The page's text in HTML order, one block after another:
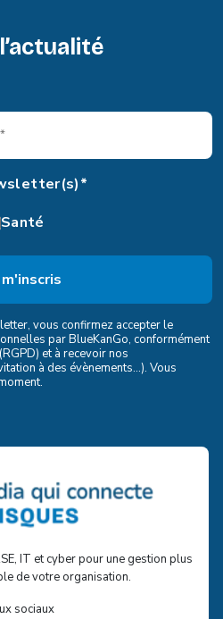
Santé
vous confirmez accepter le
par BlueKanGo, conformément
(RGPD) et à recevoir nos
à des évènements...). Vous
IT et cyber pour une gestion plus
de votre organisation.
sociaux